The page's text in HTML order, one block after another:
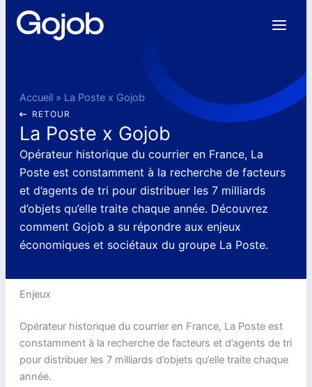
Accueil» La Poste x Gojob
RETOUR
La Poste x Gojob
Opérateur historique du courrier en France, La
Poste est constamment à la recherche de facteurs
et d’agents de tri pour distribuer les 7 milliards
d’objets qu’elle traite chaque année. Découvrez
comment Gojob a su répondre aux enjeux
économiques et sociétaux du groupe La Poste.
Enjeux
Opérateur historique du courrier en France, La Poste est
constamment à la recherche de facteurs et d’agents de tri
pour distribuer les 7 milliards d’objets qu’elle traite chaque
année.